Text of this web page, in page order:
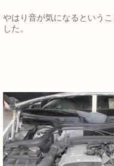
やはり音が気になるという
した。